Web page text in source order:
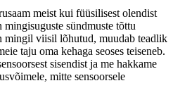
meist kui füüsilisest olendist
sündmuste tõttu
mingil viisil lõhutud, muudab teadlik
taju oma kehaga seoses teiseneb.
sisendist ja me hakkame
mitte sensoorsele